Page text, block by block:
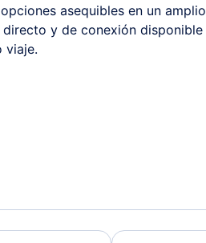
asequibles en un
y de conexión
viaje.